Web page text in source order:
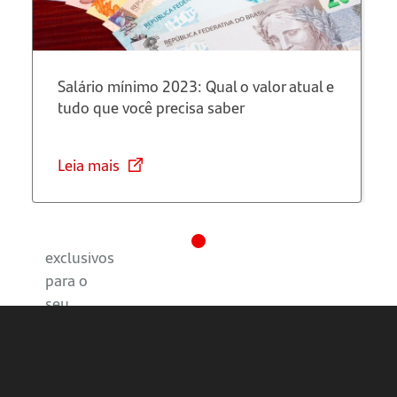
e médias
empresas
Cartão
MEI
Quem
exclusivos
para o
seu
Salário mínimo 2023: Qual o valor atual e
tudo que você precisa saber
Leia mais